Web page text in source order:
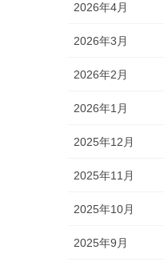
2026年4月
2026年3月
2026年2月
2026年1月
2025年12月
2025年11月
2025年10月
2025年9月